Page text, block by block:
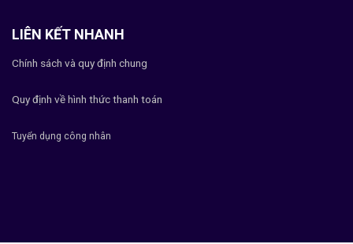
LIÊN KẾT NHANH
Chính sách và quy định chung
Quy định về hình thức thanh toán
Tuyển dụng công nhân